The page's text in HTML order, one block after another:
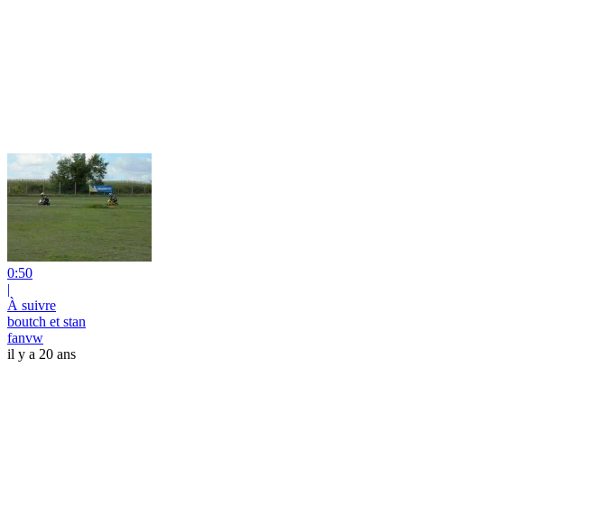
0:50
|
À suivre
boutch et stan
fanvw
il y a 20 ans